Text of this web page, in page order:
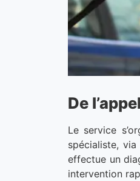
De
Le service
spécialiste,
effectue un
intervention